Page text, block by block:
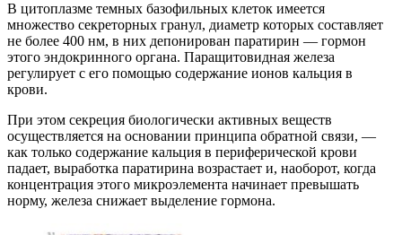
В цитоплазме темных базофильных клеток имеется
множество секреторных гранул, диаметр которых составляет
не более 400 нм, в них депонирован паратирин — гормон
этого эндокринного органа. Паращитовидная железа
регулирует с его помощью содержание ионов кальция в
крови.
При этом секреция биологически активных веществ
осуществляется на основании принципа обратной связи, —
как только содержание кальция в периферической крови
падает, выработка паратирина возрастает и, наоборот, когда
концентрация этого микроэлемента начинает превышать
норму, железа снижает выделение гормона.